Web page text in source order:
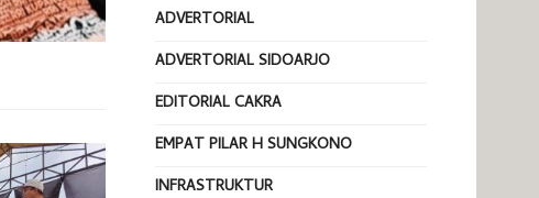
ADVERTORIAL
ADVERTORIAL SIDOARJO
EDITORIAL CAKRA
EMPAT PILAR H SUNGKONO
INFRASTRUKTUR